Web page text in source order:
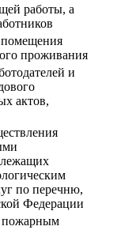
работы, а
проживания
и
актов,
по перечню,
Федерации
пожарным